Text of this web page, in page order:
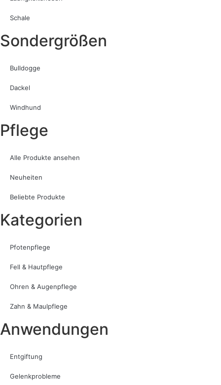
Schale
Sondergrößen
Bulldogge
Dackel
Windhund
Pflege
Alle Produkte ansehen
Neuheiten
Beliebte Produkte
Kategorien
Pfotenpflege
Fell & Hautpflege
Ohren & Augenpflege
Zahn & Maulpflege
Anwendungen
Entgiftung
Gelenkprobleme